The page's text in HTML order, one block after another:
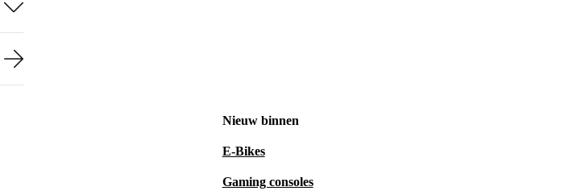
Nieuw binnen
E-Bikes
Gaming consoles